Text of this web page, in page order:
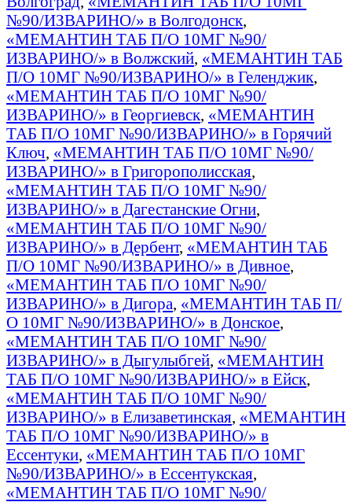
№90/ИЗВАРИНО/» в Волгодонск,
«МЕМАНТИН ТАБ П/О 10МГ №90/
ИЗВАРИНО/» в Волжский, «МЕМАНТИН ТАБ
П/О 10МГ №90/ИЗВАРИНО/» в Геленджик,
«МЕМАНТИН ТАБ П/О 10МГ №90/
ИЗВАРИНО/» в Георгиевск, «МЕМАНТИН
ТАБ П/О 10МГ №90/ИЗВАРИНО/» в Горячий
Ключ, «МЕМАНТИН ТАБ П/О 10МГ №90/
ИЗВАРИНО/» в Григорополисская,
«МЕМАНТИН ТАБ П/О 10МГ №90/
ИЗВАРИНО/» в Дагестанские Огни,
«МЕМАНТИН ТАБ П/О 10МГ №90/
ИЗВАРИНО/» в Дербент, «МЕМАНТИН ТАБ
П/О 10МГ №90/ИЗВАРИНО/» в Дивное,
«МЕМАНТИН ТАБ П/О 10МГ №90/
ИЗВАРИНО/» в Дигора, «МЕМАНТИН ТАБ П/
О 10МГ №90/ИЗВАРИНО/» в Донское,
«МЕМАНТИН ТАБ П/О 10МГ №90/
ИЗВАРИНО/» в Дыгулыбгей, «МЕМАНТИН
ТАБ П/О 10МГ №90/ИЗВАРИНО/» в Ейск,
«МЕМАНТИН ТАБ П/О 10МГ №90/
ИЗВАРИНО/» в Елизаветинская, «МЕМАНТИН
ТАБ П/О 10МГ №90/ИЗВАРИНО/» в
Ессентуки, «МЕМАНТИН ТАБ П/О 10МГ
№90/ИЗВАРИНО/» в Ессентукская,
«МЕМАНТИН ТАБ П/О 10МГ №90/